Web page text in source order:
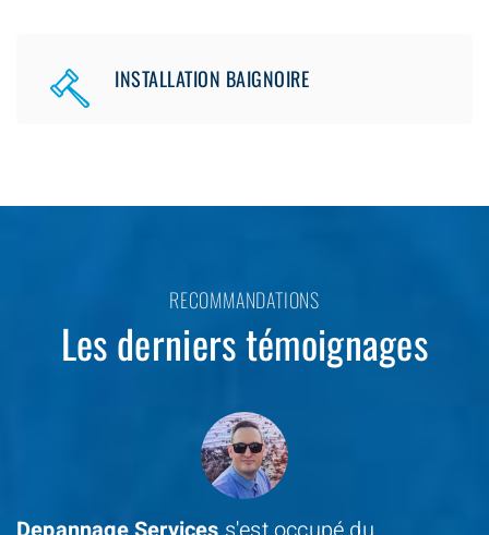
INSTALLATION BAIGNOIRE
RECOMMANDATIONS
Les derniers témoignages